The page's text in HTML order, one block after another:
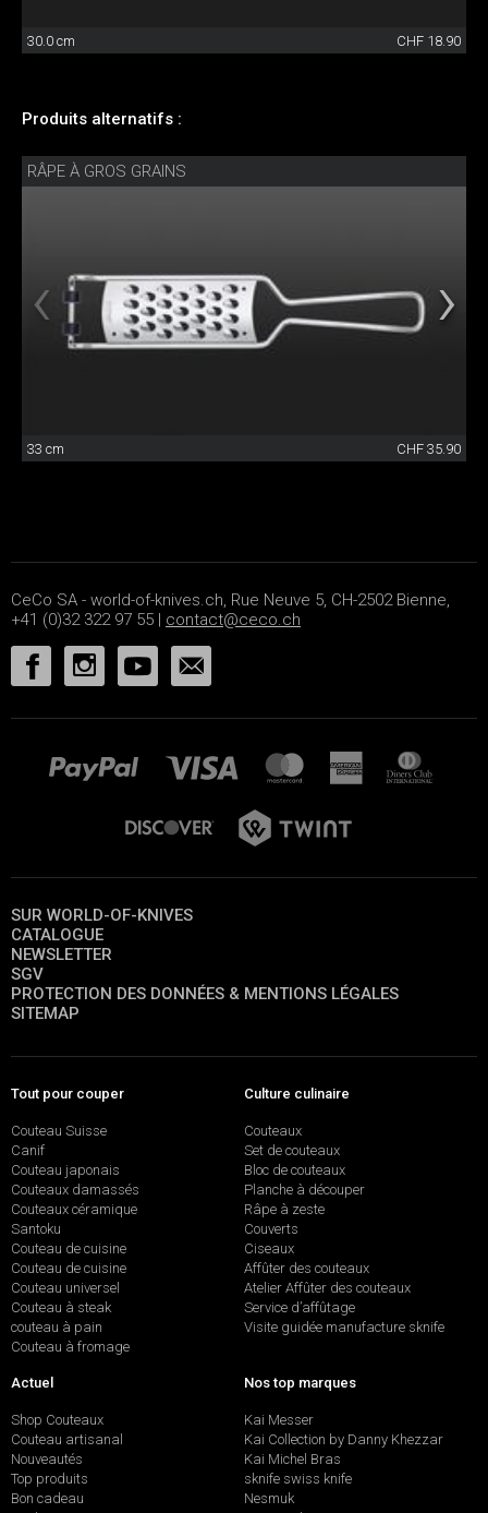
30.0 cm CHF 18.90
Produits alternatifs :
RÂPE À GROS GRAINS
33 cm CHF 35.90
CeCo SA - world-of-knives.ch, Rue Neuve 5, CH-2502 Bienne,
+41 (0)32 322 97 55 | contact@ceco.ch
SUR WORLD-OF-KNIVES
CATALOGUE
NEWSLETTER
SGV
PROTECTION DES DONNÉES & MENTIONS LÉGALES
SITEMAP
Tout pour couper
Couteau Suisse
Canif
Couteau japonais
Couteaux damassés
Couteaux céramique
Santoku
Couteau de cuisine
Couteau de cuisine
Couteau universel
Couteau à steak
couteau à pain
Couteau à fromage
Culture culinaire
Couteaux
Set de couteaux
Bloc de couteaux
Planche à découper
Râpe à zeste
Couverts
Ciseaux
Affûter des couteaux
Atelier Affûter des couteaux
Service d’affûtage
Visite guidée manufacture sknife
Actuel
Shop Couteaux
Couteau artisanal
Nouveautés
Top produits
Bon cadeau
Nos top marques
Kai Messer
Kai Collection by Danny Khezzar
Kai Michel Bras
sknife swiss knife
Nesmuk